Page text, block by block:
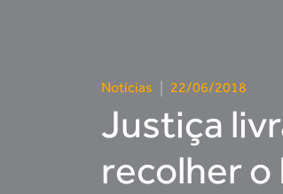
Notícias 22/06/2018
Justiça
recolher o